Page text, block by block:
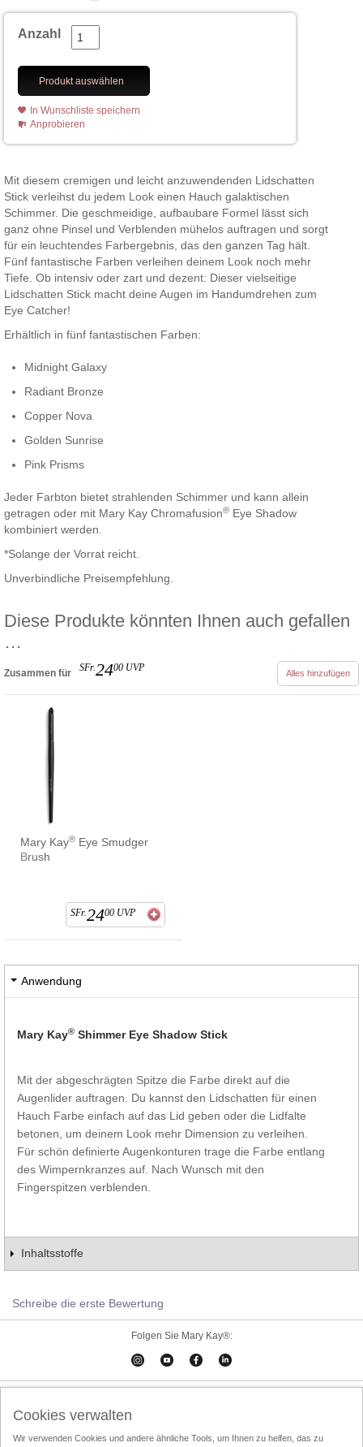
Anzahl
Produkt auswählen
In Wunschliste speichern
Anprobieren
Mit diesem cremigen und leicht anzuwendenden Lidschatten
Stick verleihst du jedem Look einen Hauch galaktischen
Schimmer. Die geschmeidige, aufbaubare Formel lässt sich
ganz ohne Pinsel und Verblenden mühelos auftragen und sorgt
für ein leuchtendes Farbergebnis, das den ganzen Tag hält.
Fünf fantastische Farben verleihen deinem Look noch mehr
Tiefe. Ob intensiv oder zart und dezent: Dieser vielseitige
Lidschatten Stick macht deine Augen im Handumdrehen zum
Eye Catcher!
Erhältlich in fünf fantastischen Farben:
Midnight Galaxy
Radiant Bronze
Copper Nova
Golden Sunrise
Pink Prisms
Jeder Farbton bietet strahlenden Schimmer und kann allein
getragen oder mit Mary Kay Chromafusion® Eye Shadow
kombiniert werden.
*Solange der Vorrat reicht.
Unverbindliche Preisempfehlung.
Diese Produkte könnten Ihnen auch gefallen
…
Zusammen für SFr.2400 UVP Alles hinzufügen
Mary Kay® Eye Smudger
Brush
SFr.2400 UVP
Anwendung
Mary Kay® Shimmer Eye Shadow Stick
Mit der abgeschrägten Spitze die Farbe direkt auf die
Augenlider auftragen. Du kannst den Lidschatten für einen
Hauch Farbe einfach auf das Lid geben oder die Lidfalte
betonen, um deinem Look mehr Dimension zu verleihen.
Für schön definierte Augenkonturen trage die Farbe entlang
des Wimpernkranzes auf. Nach Wunsch mit den
Fingerspitzen verblenden.
Inhaltsstoffe
Schreibe die erste Bewertung
Folgen Sie Mary Kay®:
Cookies verwalten
Wir verwenden Cookies und andere ähnliche Tools, um Ihnen zu helfen, das zu